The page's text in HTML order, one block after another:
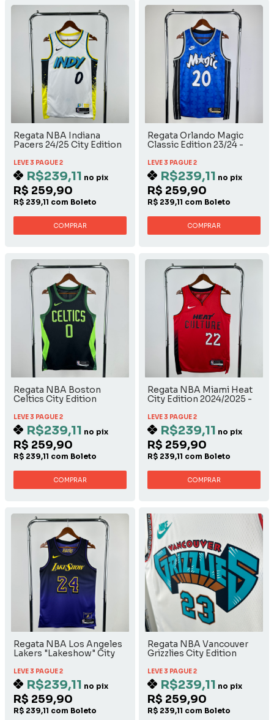
Regata NBA Indiana
Pacers 24/25 City Edition
LEVE 3 PAGUE 2
R$239,11 no pix
R$ 259,90
R$ 239,11 com Boleto
COMPRAR
Regata Orlando Magic
Classic Edition 23/24 -
LEVE 3 PAGUE 2
R$239,11 no pix
R$ 259,90
R$ 239,11 com Boleto
COMPRAR
Regata NBA Boston
Celtics City Edition
Tatum
LEVE 3 PAGUE 2
R$239,11 no pix
R$ 259,90
R$ 239,11 com Boleto
COMPRAR
Regata NBA Miami Heat
City Edition 2024/2025 -
LEVE 3 PAGUE 2
R$239,11 no pix
R$ 259,90
R$ 239,11 com Boleto
COMPRAR
Regata NBA Los Angeles
Lakers "Lakeshow" City
Bryant
LEVE 3 PAGUE 2
R$239,11 no pix
R$ 259,90
R$ 239,11 com Boleto
Regata NBA Vancouver
Grizzlies City Edition
LEVE 3 PAGUE 2
R$239,11 no pix
R$ 259,90
R$ 239,11 com Boleto